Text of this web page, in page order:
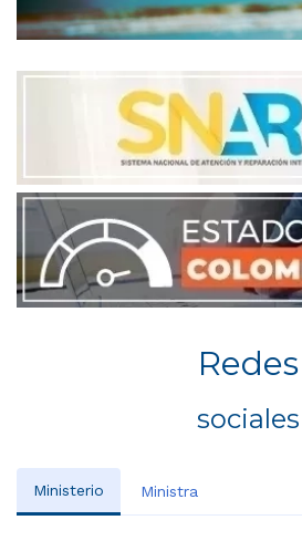
Redes
sociales
Ministerio Ministra